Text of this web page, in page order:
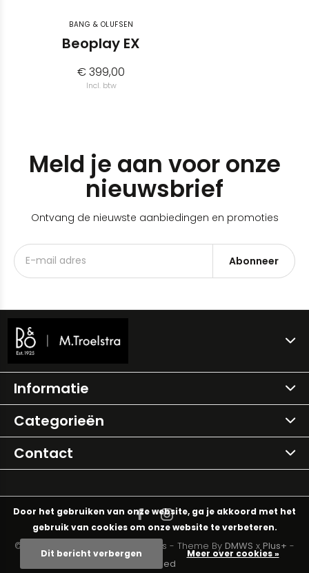
BANG & OLUFSEN
Beoplay EX
€ 399,00
Incl. btw
Meld je aan voor onze
nieuwsbrief
Ontvang de nieuwste aanbiedingen en promoties
Abonneer
Informatie
Categorieën
Contact
© Copyright - Theme RePos - Theme By DMWS x Plus+ -
RSS-feed
Door het gebruiken van onze website, ga je akkoord met het
gebruik van cookies om onze website te verbeteren.
Dit bericht verbergen Meer over cookies »